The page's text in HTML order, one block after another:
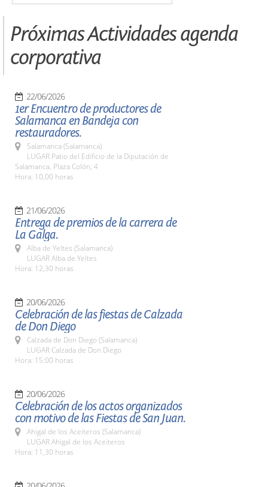
Próximas Actividades agenda
corporativa
22/06/2026
1er Encuentro de productores de
Salamanca en Bandeja con
restauradores.
Salamanca (Salamanca)
LUGAR Patio del Edificio de la Diputación de
Salamanca. Plaza Colón, 4
Hora: 10,00 horas
21/06/2026
Entrega de premios de la carrera de
La Galga.
Alba de Yeltes (Salamanca)
LUGAR Alba de Yeltes
Hora: 12,30 horas
20/06/2026
Celebración de las fiestas de Calzada
de Don Diego
Calzada de Don Diego (Salamanca)
LUGAR Calzada de Don Diego
Hora: 15:00 horas
20/06/2026
Celebración de los actos organizados
con motivo de las Fiestas de San Juan.
Ahigal de los Aceiteros (Salamanca)
LUGAR Ahigal de los Aceiteros
Hora: 11,30 horas